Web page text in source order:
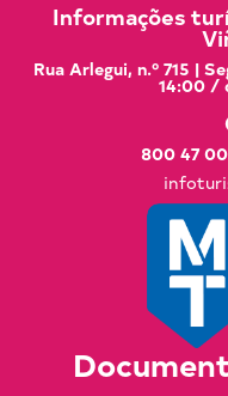
Informações
Rua Arlegui, n.º 715 |
14:00 /
800 47